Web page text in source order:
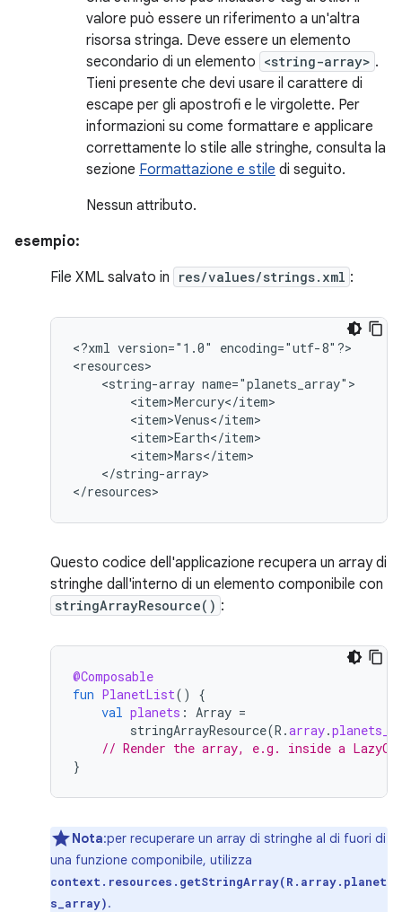
valore può essere un riferimento a un'altra
risorsa stringa. Deve essere un elemento
secondario di un elemento <string-array> .
Tieni presente che devi usare il carattere di
escape per gli apostrofi e le virgolette. Per
informazioni su come formattare e applicare
correttamente lo stile alle stringhe, consulta la
sezione Formattazione e stile di seguito.
Nessun attributo.
esempio:
File XML salvato in
res/values/strings.xml :
<?xml version="1.0"
encoding="utf-8"?>
<string-array
</string-array>
</resources>
Questo codice dell'applicazione recupera un array di
stringhe dall'interno di un elemento componibile con
stringArrayResource() :
@Composable
fun PlanetList()
{
val planets : Array =
stringArrayResource(R .array.
// Render the array, e.g. inside a
}
Nota:per recuperare un array di stringhe al di fuori di
una funzione componibile, utilizza
context.resources.getStringArray(R.array.planet
s_array).